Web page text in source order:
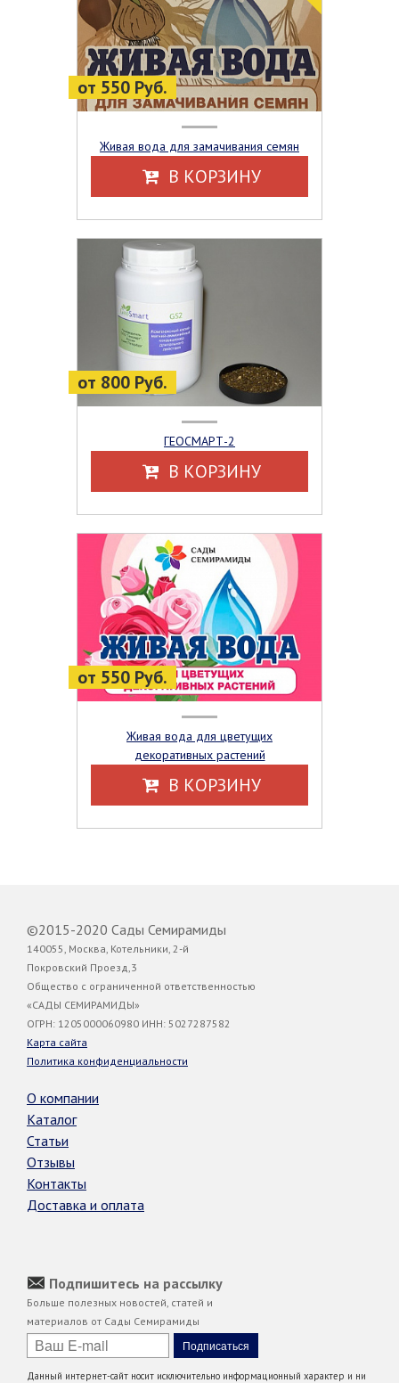
от 550 Руб.
Живая вода для замачивания семян
В КОРЗИНУ
от 800 Руб.
ГЕОСМАРТ-2
В КОРЗИНУ
от 550 Руб.
Живая вода для цветущих
декоративных растений
В КОРЗИНУ
©2015-2020 Сады Семирамиды
140055, Москва, Котельники, 2-й
Покровский Проезд,3
Общество с ограниченной ответственностью
«САДЫ СЕМИРАМИДЫ»
ОГРН: 1205000060980 ИНН: 5027287582
Карта сайта
Политика конфиденциальности
О компании
Каталог
Статьи
Отзывы
Контакты
Доставка и оплата
Подпишитесь на рассылку
Больше полезных новостей, статей и
материалов от Сады Семирамиды
Данный интернет-сайт носит исключительно информационный характер и ни